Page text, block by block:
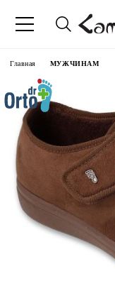
Главная МУЖЧИНАМ